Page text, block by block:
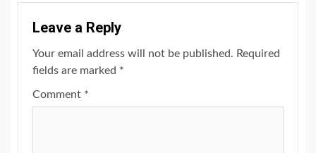
Leave a Reply
Your email address will not be published. Required
fields are marked *
Comment *